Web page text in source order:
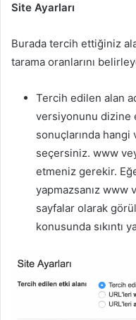
Site Ayarları
Burada tercih ettiğiniz
tarama oranlarını
Tercih edilen alan
versiyonunu dizine
sonuçlarında hangi
seçersiniz. www
etmeniz gerekir.
yapmazsanız www
sayfalar olarak
konusunda sıkıntı